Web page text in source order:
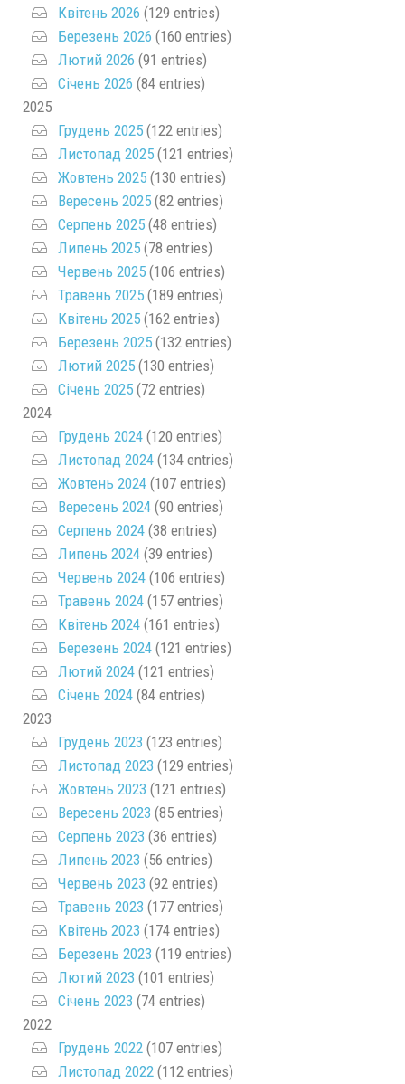
Квітень 2026 (129 entries)
Березень 2026 (160 entries)
Лютий 2026 (91 entries)
Січень 2026 (84 entries)
2025
Грудень 2025 (122 entries)
Листопад 2025 (121 entries)
Жовтень 2025 (130 entries)
Вересень 2025 (82 entries)
Серпень 2025 (48 entries)
Липень 2025 (78 entries)
Червень 2025 (106 entries)
Травень 2025 (189 entries)
Квітень 2025 (162 entries)
Березень 2025 (132 entries)
Лютий 2025 (130 entries)
Січень 2025 (72 entries)
2024
Грудень 2024 (120 entries)
Листопад 2024 (134 entries)
Жовтень 2024 (107 entries)
Вересень 2024 (90 entries)
Серпень 2024 (38 entries)
Липень 2024 (39 entries)
Червень 2024 (106 entries)
Травень 2024 (157 entries)
Квітень 2024 (161 entries)
Березень 2024 (121 entries)
Лютий 2024 (121 entries)
Січень 2024 (84 entries)
2023
Грудень 2023 (123 entries)
Листопад 2023 (129 entries)
Жовтень 2023 (121 entries)
Вересень 2023 (85 entries)
Серпень 2023 (36 entries)
Липень 2023 (56 entries)
Червень 2023 (92 entries)
Травень 2023 (177 entries)
Квітень 2023 (174 entries)
Березень 2023 (119 entries)
Лютий 2023 (101 entries)
Січень 2023 (74 entries)
2022
Грудень 2022 (107 entries)
Листопад 2022 (112 entries)